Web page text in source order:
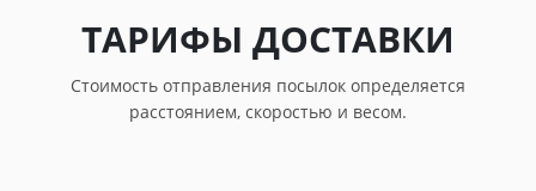
ТАРИФЫ ДОСТАВКИ
Стоимость отправления посылок определяется
расстоянием, скоростью и весом.